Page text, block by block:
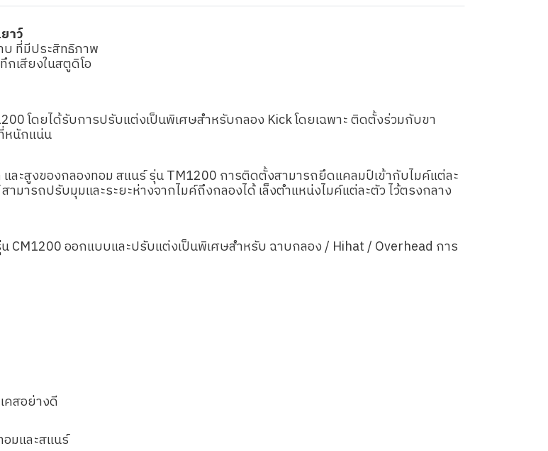
าว์
บ ที่มีประสิทธิภาพ
เสียงในสตูดิโอ
โดยได้รับการปรับแต่งเป็นพิเศษสำหรับกลอง Kick โดยเฉพาะ ติดตั้งร่วมกับขา
หนักแน่น
ละสูงของกลองทอม สแนร์ รุ่น TM1200 การติดตั้งสามารถยึดแคลมป์เข้ากับไมค์แต่ละ
ารถปรับมุมและระยะห่างจากไมค์ถึงกลองได้ เล็งตำแหน่งไมค์แต่ละตัว ไว้ตรงกลาง
CM1200 ออกแบบและปรับแต่งเป็นพิเศษสำหรับ ฉาบกลอง / Hihat / Overhead การ
คสอย่างดี
มและสแนร์